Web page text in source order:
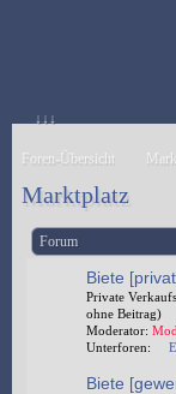
↓↓↓
Foren-Übersicht
Marktplatz
Forum
Biete
Private
ohne Beitrag)
Moderator:
Unterforen:
Biete